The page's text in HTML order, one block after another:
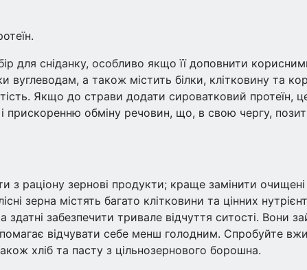
для сніданку, особливо якщо її доповнити
вуглеводам, а також містить білки, клітковину та
Якщо до страви додати сироватковий протеїн,
прискоренню обміну речовин, що, в свою чергу,
з раціону зернові продукти; краще замінити
зерна містять багато клітковини та цінних
забезпечити тривале відчуття ситості. Вони
відчувати себе менш голодним. Спробуйте
хліб та пасту з цільнозернового борошна.